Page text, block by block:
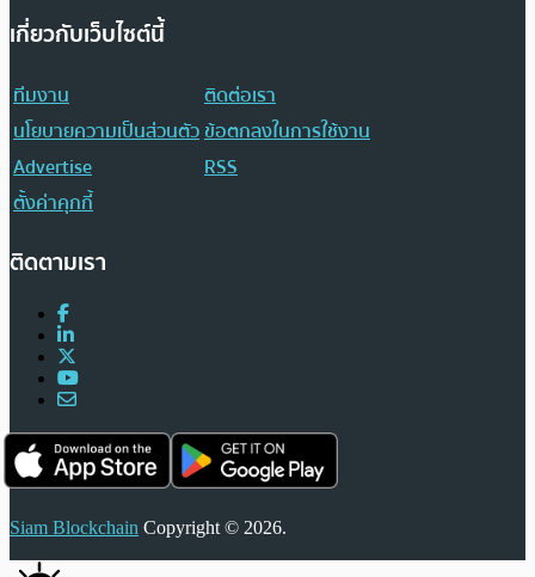
เกี่ยวกับเว็บไซต์นี้
ทีมงาน
ติดต่อเรา
นโยบายความเป็นส่วนตัวข้อตกลงในการใช้งาน
Advertise
RSS
ตั้งค่าคุกกี้
ติดตามเรา
Siam Blockchain Copyright © 2026.